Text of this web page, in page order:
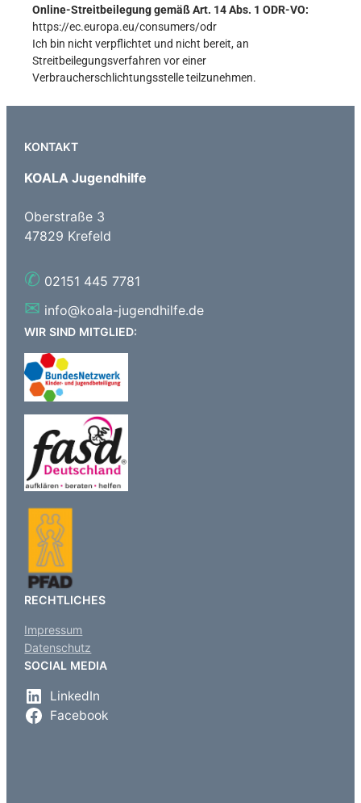
Online-Streitbeilegung gemäß Art. 14 Abs. 1 ODR-VO:
https://ec.europa.eu/consumers/odr
Ich bin nicht verpflichtet und nicht bereit, an
Streitbeilegungsverfahren vor einer
Verbraucherschlichtungsstelle teilzunehmen.
KONTAKT
KOALA Jugendhilfe
Oberstraße 3
47829 Krefeld
✆ 02151 445 7781
✉ info@koala-jugendhilfe.de
WIR SIND MITGLIED:
RECHTLICHES
Impressum
Datenschutz
SOCIAL MEDIA
LinkedIn
Facebook